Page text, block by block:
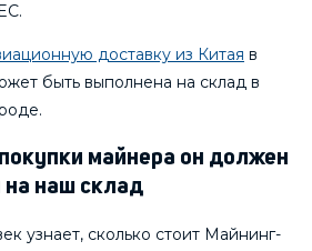
доставку из Китая в
быть выполнена на склад в
майнера он должен
наш склад
узнает, сколько стоит Майнинг-